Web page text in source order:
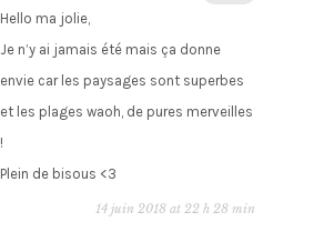
Hello ma jolie,
Je n’y ai jamais été mais ça donne
envie car les paysages sont superbes
et les plages waoh, de pures merveilles
!
Plein de bisous <3
14 juin 2018 at 22 h 28 min